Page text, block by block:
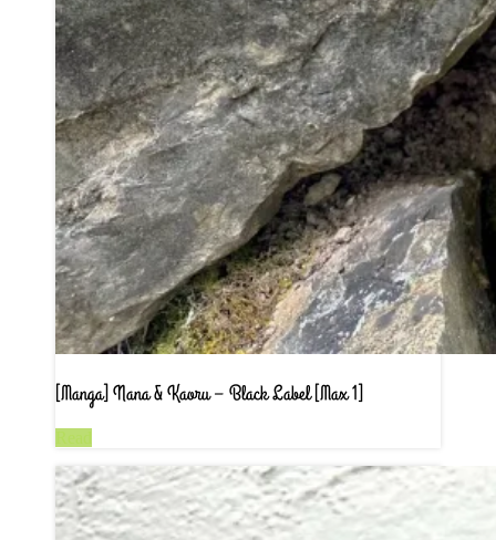
[Manga] Nana & Kaoru – Black Label [Max 1]